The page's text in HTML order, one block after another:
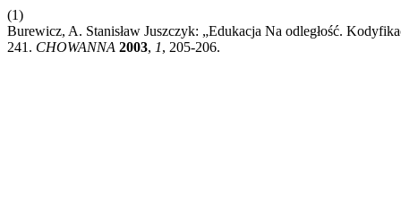
(1)
Burewicz, A. Stanisław Juszczyk: „Edukacja Na odległość.
241. CHOWANNA 2003, 1, 205-206.